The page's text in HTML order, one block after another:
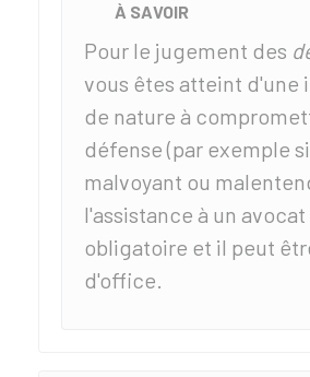
À SAVOIR
Pour le jugement des
vous êtes atteint d'une
de nature à
défense (par exemple
malvoyant ou
l'assistance à un avocat
obligatoire et il peut
d'office.